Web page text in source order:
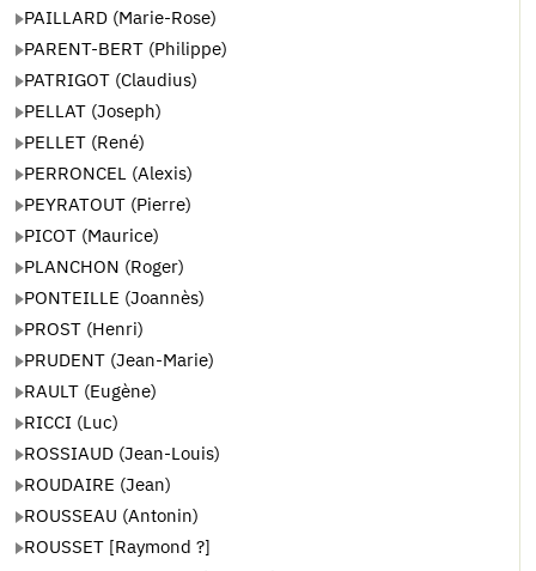
PAILLARD (Marie-Rose)
PARENT-BERT (Philippe)
PATRIGOT (Claudius)
PELLAT (Joseph)
PELLET (René)
PERRONCEL (Alexis)
PEYRATOUT (Pierre)
PICOT (Maurice)
PLANCHON (Roger)
PONTEILLE (Joannès)
PROST (Henri)
PRUDENT (Jean-Marie)
RAULT (Eugène)
RICCI (Luc)
ROSSIAUD (Jean-Louis)
ROUDAIRE (Jean)
ROUSSEAU (Antonin)
ROUSSET [Raymond ?]